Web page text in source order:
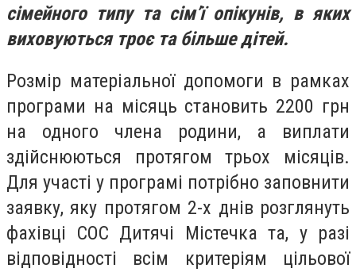
сімейного типу та сім’ї опікунів, в яких
виховуються троє та більше дітей.
Розмір матеріальної допомоги в рамках
програми на місяць становить 2200 грн
на одного члена родини, а виплати
здійснюються протягом трьох місяців.
Для участі у програмі потрібно заповнити
заявку, яку протягом 2-х днів розглянуть
фахівці СОС Дитячі Містечка та, у разі
відповідності всім критеріям цільової